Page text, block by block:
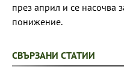
през април и се насочва
понижение.
СВЪРЗАНИ СТАТИИ